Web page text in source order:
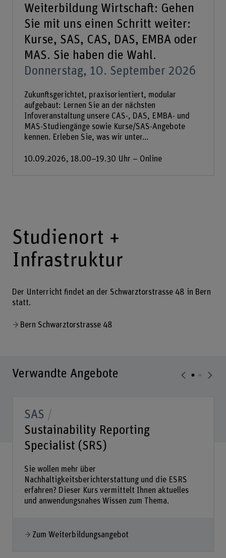
Weiterbildung Wirtschaft: Gehen
Sie mit uns einen Schritt weiter:
Kurse, SAS, CAS, DAS, EMBA oder
MAS. Sie haben die Wahl.
Donnerstag, 10. September 2026
Zukunftsgerichtet, praxisorientiert, modular
aufgebaut: Lernen Sie an der nächsten
Infoveranstaltung unsere CAS-, DAS, EMBA- und
MAS-Studiengänge sowie Kurse/SAS-Angebote
kennen. Erleben Sie, was wir unter...
10.09.2026, 18.00–19.30 Uhr – Online
Studienort +
Infrastruktur
Der Unterricht findet an der Schwarztorstrasse 48 in Bern
statt.
Bern Schwarztorstrasse 48
Verwandte Angebote
SAS
Sustainability Reporting
Specialist (SRS)
Sie wollen mehr über
Nachhaltigkeitsberichterstattung und die ESRS
erfahren? Dieser Kurs vermittelt Ihnen aktuelles
und anwendungsnahes Wissen zum Thema.
Zum Weiterbildungsangebot